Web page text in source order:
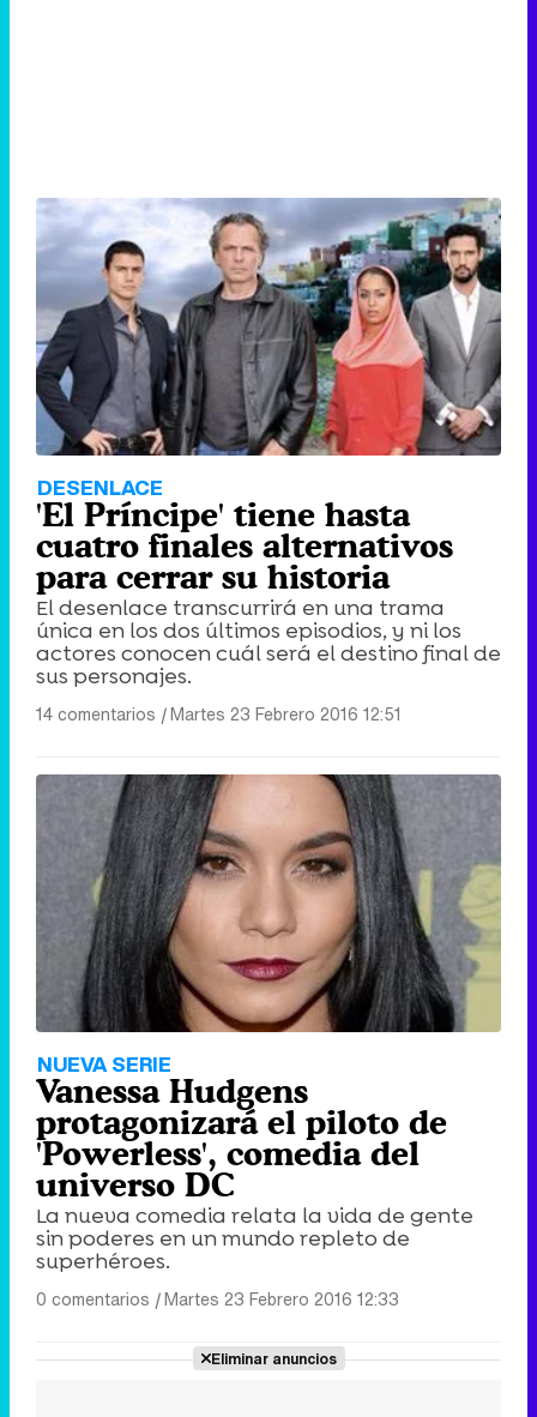
DESENLACE
'El Príncipe' tiene hasta
cuatro finales alternativos
para cerrar su historia
El desenlace transcurrirá en una trama
única en los dos últimos episodios, y ni los
actores conocen cuál será el destino final de
sus personajes.
14 comentarios |Martes 23 Febrero 2016 12:51
NUEVA SERIE
Vanessa Hudgens
protagonizará el piloto de
'Powerless', comedia del
universo DC
La nueva comedia relata la vida de gente
sin poderes en un mundo repleto de
superhéroes.
0 comentarios |Martes 23 Febrero 2016 12:33
Eliminar anuncios